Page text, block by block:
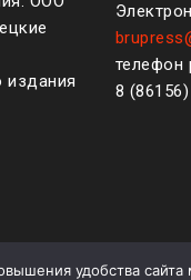
издания
телефон
8 (861 56
удобства